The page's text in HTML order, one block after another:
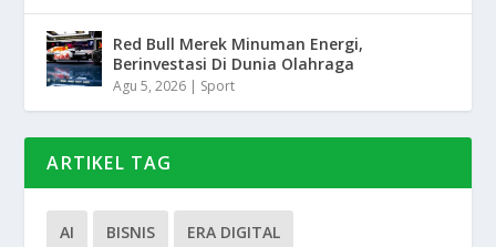
Red Bull Merek Minuman Energi,
Berinvestasi Di Dunia Olahraga
Agu 5, 2026 | Sport
ARTIKEL TAG
AI BISNIS ERA DIGITAL